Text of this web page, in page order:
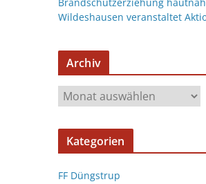
Wildeshausen veranstaltet
Archiv
Kategorien
FF Düngstrup